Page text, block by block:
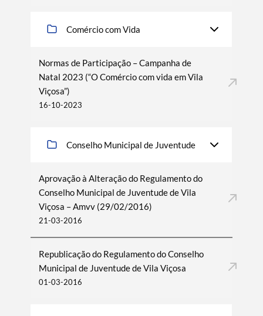
Comércio com Vida
Normas de Participação – Campanha de
Natal 2023 (“O Comércio com vida em Vila
Viçosa”)
16-10-2023
Conselho Municipal de Juventude
Aprovação à Alteração do Regulamento do
Conselho Municipal de Juventude de Vila
Viçosa – Amvv (29/02/2016)
21-03-2016
Republicação do Regulamento do Conselho
Municipal de Juventude de Vila Viçosa
01-03-2016